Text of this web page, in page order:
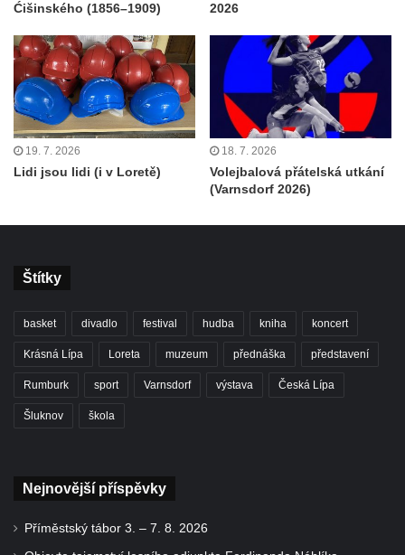
Ćišinského (1856–1909)
2026
19. 7. 2026
Lidi jsou lidi (i v Loretě)
18. 7. 2026
Volejbalová přátelská utkání
(Varnsdorf 2026)
Štítky
basket divadlo festival hudba kniha koncert
Krásná Lípa Loreta muzeum přednáška představení
Rumburk sport Varnsdorf výstava Česká Lípa
Šluknov škola
Nejnovější příspěvky
Příměstský tábor 3. – 7. 8. 2026